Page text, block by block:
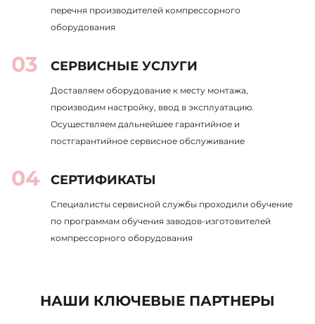
перечня производителей компрессорного
оборудования
СЕРВИСНЫЕ УСЛУГИ
Доставляем оборудование к месту монтажа,
производим настройку, ввод в эксплуатацию.
Осуществляем дальнейшее гарантийное и
постгарантийное сервисное обслуживание
СЕРТИФИКАТЫ
Специалисты сервисной службы проходили обучение
по программам обучения заводов-изготовителей
компрессорного оборудования
НАШИ КЛЮЧЕВЫЕ ПАРТНЕРЫ